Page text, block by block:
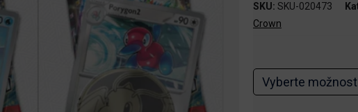
SKU: SKU-020473
Crown